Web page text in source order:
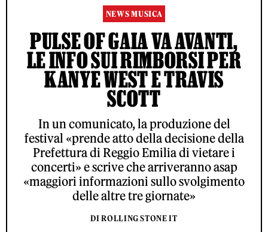
NEWS MUSICA
PULSE OF GAIA VA AVANTI,
LE INFO SUI RIMBORSI PER
KANYE WEST E TRAVIS
SCOTT
In un comunicato, la produzione del
festival «prende atto della decisione della
Prefettura di Reggio Emilia di vietare i
concerti» e scrive che arriveranno asap
«maggiori informazioni sullo svolgimento
delle altre tre giornate»
DI ROLLING STONE IT